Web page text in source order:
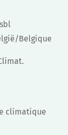
Belgique
climatique